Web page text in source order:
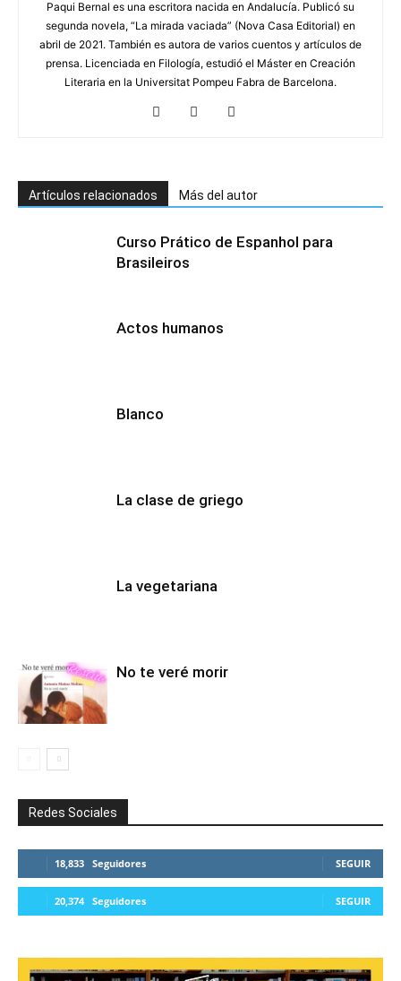
Paqui Bernal es una escritora nacida en Andalucía. Publicó su
segunda novela, “La mirada vaciada” (Nova Casa Editorial) en
abril de 2021. También es autora de varios cuentos y artículos de
prensa. Licenciada en Filología, estudió el Máster en Creación
Literaria en la Universitat Pompeu Fabra de Barcelona.
Artículos relacionados Más del autor
Curso Prático de Espanhol para
Brasileiros
Actos humanos
Blanco
La clase de griego
La vegetariana
No te veré morir
Redes Sociales
18,833 Seguidores SEGUIR
20,374 Seguidores SEGUIR